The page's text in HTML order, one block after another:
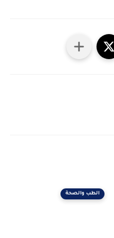
الطب والصحة